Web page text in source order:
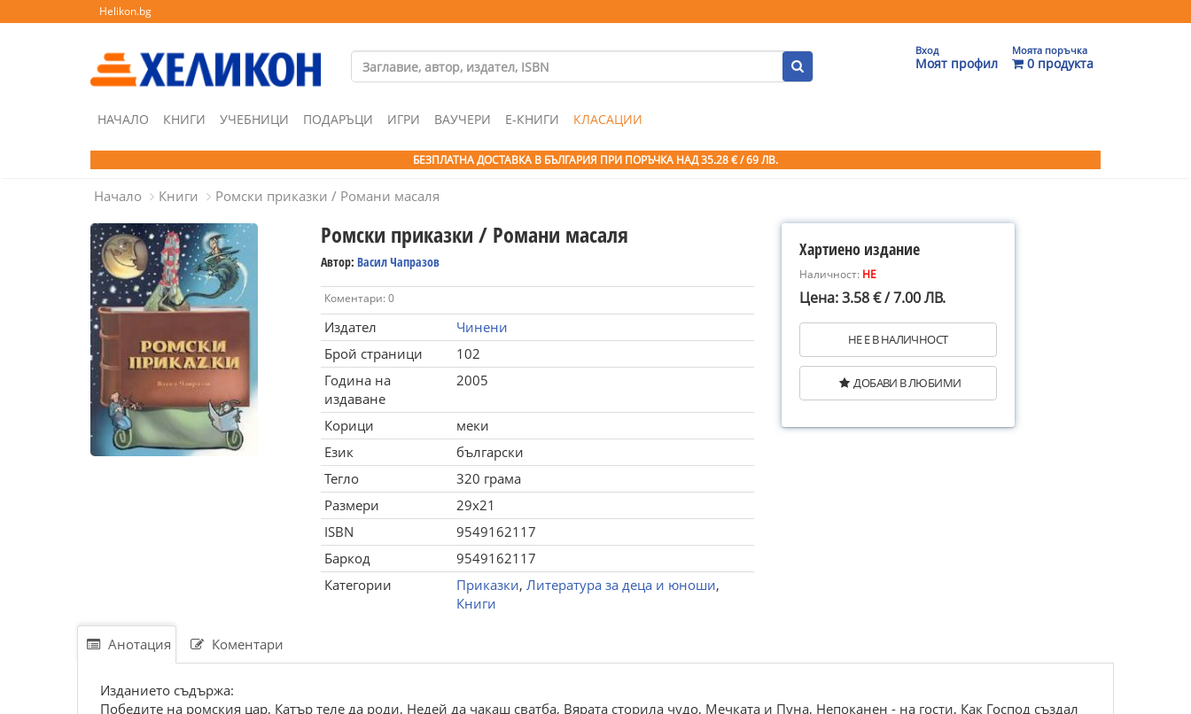
Helikon.bg
Вход
Моят профил
Моята поръчка
0 продукта
НАЧАЛО КНИГИ УЧЕБНИЦИ ПОДАРЪЦИ ИГРИ ВАУЧЕРИ Е-КНИГИ КЛАСАЦИИ
БЕЗПЛАТНА ДОСТАВКА В БЪЛГАРИЯ ПРИ ПОРЪЧКА НАД 35.28 € / 69 ЛВ.
Начало Книги Ромски приказки / Романи масаля
Ромски приказки / Романи масаля
Автор: Васил Чапразов
Коментари: 0
Издател
Чинени
Брой страници
102
Година на
издаване
2005
Корици
меки
Език
български
Тегло
320 грама
Размери
29x21
ISBN
9549162117
Баркод
9549162117
Категории
Приказки, Литература за деца и юноши,
Книги
Хартиено издание
Наличност: НЕ
Цена: 3.58 € / 7.00 ЛВ.
НЕ Е В НАЛИЧНОСТ
ДОБАВИ В ЛЮБИМИ
Анотация Коментари
Изданието съдържа:
Победите на ромския цар, Катър теле да роди, Недей да чакаш сватба, Вярата сторила чудо, Мечката и Пуна, Непоканен - на гости, Как Господ създал